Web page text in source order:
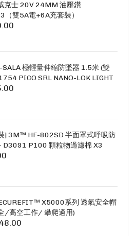
克士 20V 24MM 油壓鑽
（雙5A電+6A充套裝）
極輕量伸縮防墜器 1.5米 (雙
PICO SRL NANO-LOK LIGHT
] 3M™ HF-802SD 半面罩式呼吸防
D3091 P100 顆粒物過濾棉 X3
CLICK HF-802SD HF-800SD 系列
X5000系列 透氣安全帽
/高空工作/ 攀爬適用)